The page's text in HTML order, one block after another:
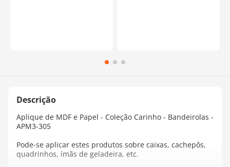
Aplique de MDF e Papel - Coleção Carinho - Bandeirolas -
APM3-305
Pode-se aplicar estes produtos sobre caixas, cachepôs,
quadrinhos, ímãs de geladeira, etc.